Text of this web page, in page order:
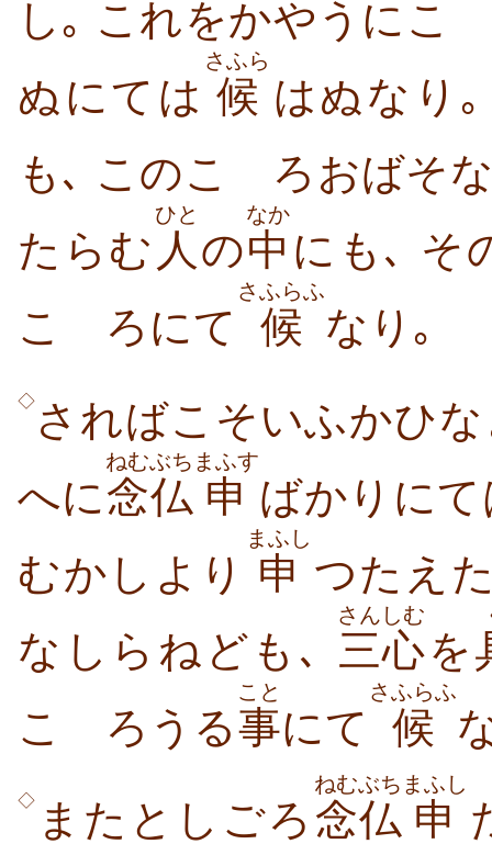
し｡ これをかやうにこ
ぬにては 候
さふら
はぬなり｡
も､ このこゝろおばそ
たらむ 人
ひと
の中
なか
にも､ そ
こゝろにて
候
さふらふ
なり｡
◇ さればこそいふかひ
へに念仏
ねむぶち
申
まふす
ばかりにて
むかしより
申
まふし
つたえ
なしらねども､ 三心
さんしむ
を
こゝろうる事
こと
にて 候
さふらふ
◇ またとしごろ 念仏
ねむぶち
申
まふし